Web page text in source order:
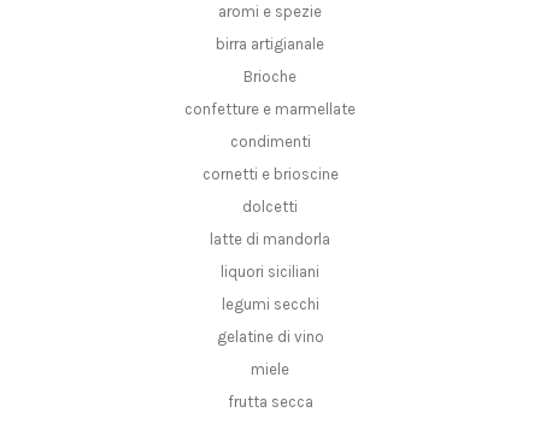
aromi e spezie
birra artigianale
Brioche
confetture e marmellate
condimenti
cornetti e brioscine
dolcetti
latte di mandorla
liquori siciliani
legumi secchi
gelatine di vino
miele
frutta secca